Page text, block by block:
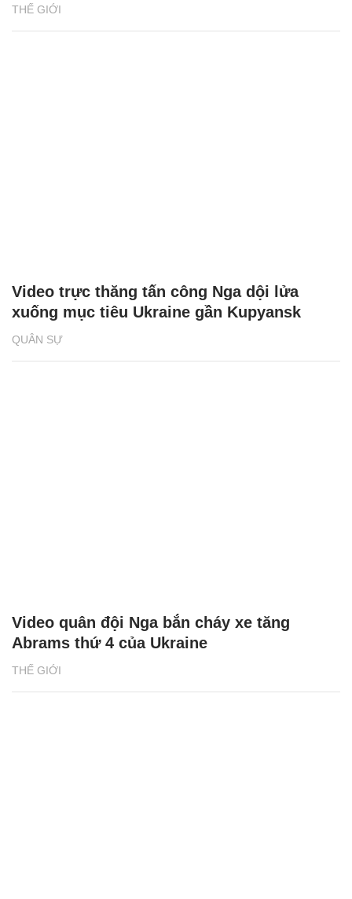
THẾ GIỚI
QUÂN SỰ
Video trực thăng tấn công Nga dội lửa
xuống mục tiêu Ukraine gần Kupyansk
THẾ GIỚI
Video quân đội Nga bắn cháy xe tăng
Abrams thứ 4 của Ukraine